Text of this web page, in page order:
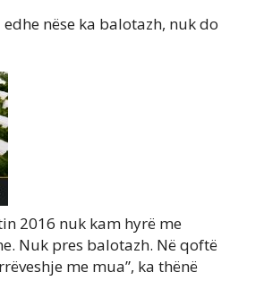
nëse ka balotazh, nuk do
2016 nuk kam hyrë me
Nuk pres balotazh. Në qoftë
me mua”, ka thënë